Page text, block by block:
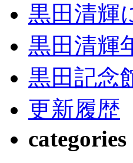
黒田清輝
黒田清輝
黒田記念
更新履歴
categories